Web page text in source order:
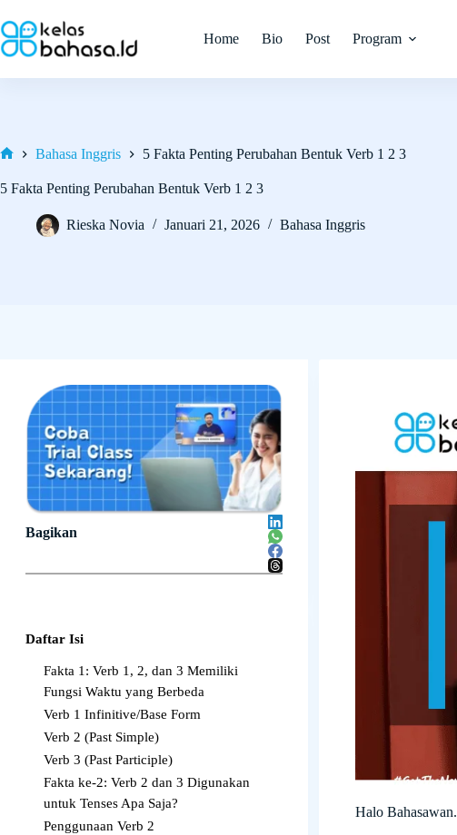
to
content
Home Bio Post Program
Bahasa Inggris 5 Fakta Penting Perubahan Bentuk Verb 1 2 3
5 Fakta Penting Perubahan Bentuk Verb 1 2 3
Rieska Novia Januari 21, 2026 Bahasa Inggris
Halo Bahasawan.
Bagikan
Daftar Isi
Fakta 1: Verb 1, 2, dan 3 Memiliki
Fungsi Waktu yang Berbeda
Verb 1 Infinitive/Base Form
Verb 2 (Past Simple)
Verb 3 (Past Participle)
Fakta ke-2: Verb 2 dan 3 Digunakan
untuk Tenses Apa Saja?
Penggunaan Verb 2